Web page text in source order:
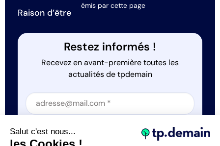
Raison d’être
émis par cette page
Restez informés !
Recevez en avant-première toutes les
actualités de tpdemain
Section
Section
J'accepte que tp.demain utilise mes informations
Salut c'est nous...